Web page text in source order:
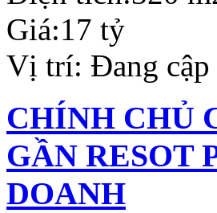
Giá:17 tỷ
Vị trí: Đang cập
CHÍNH CHỦ
GẦN RESOT
DOANH